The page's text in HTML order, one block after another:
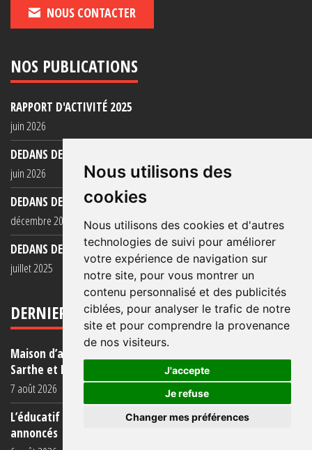
Nous utilisons des
cookies
Nous utilisons des cookies et d'autres
technologies de suivi pour améliorer
votre expérience de navigation sur
notre site, pour vous montrer un
contenu personnalisé et des publicités
ciblées, pour analyser le trafic de notre
site et pour comprendre la provenance
de nos visiteurs.
J'accepte
Je refuse
Changer mes préférences
NOUS CONTACTER
NOS PUBLICATIONS
RAPPORT D'ACTIVITÉ 2025
juin 2026
DEDANS DEHORS N°129
juin 2026
DEDANS DEHORS N°128
décembre 2025
DEDANS DEHORS N°127
juillet 2025
DERNIERS ARTICLES
Maison d’arrêt de Bordeaux-Gradignan : après Condé-sur-
Sarthe et Fresnes courant (...)
7 août 2026
L’éducatif en prison : une réalité éloignée des objectifs
annoncés